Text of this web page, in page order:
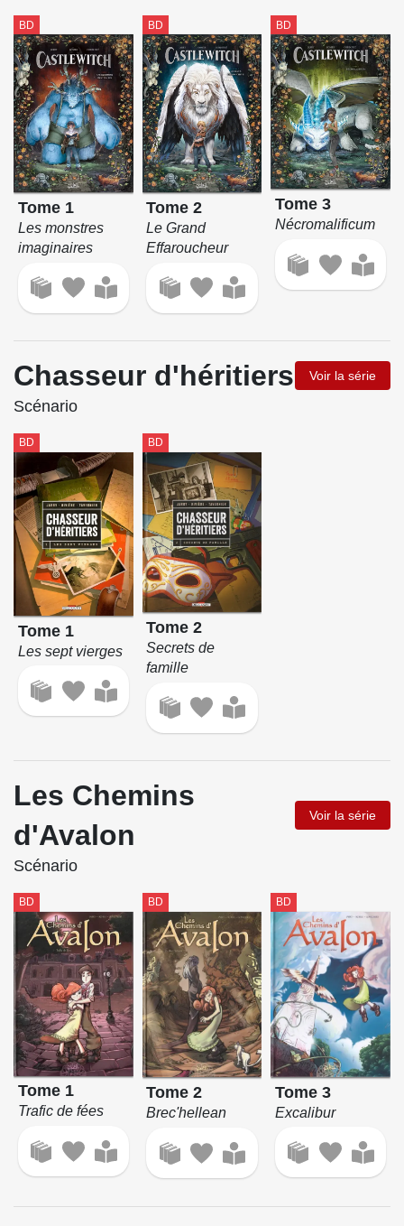
BD
Tome 1
Les monstres
imaginaires
BD
Tome 2
Le Grand
Effaroucheur
BD
Tome 3
Nécromalificum
Chasseur d'héritiers Voir la série
Scénario
BD
Tome 1
Les sept vierges
BD
Tome 2
Secrets de
famille
Les Chemins
d'Avalon
Voir la série
Scénario
BD
Tome 1
Trafic de fées
BD
Tome 2
Brec'hellean
BD
Tome 3
Excalibur